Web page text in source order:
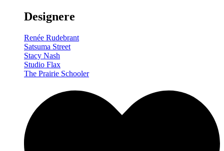
Designere
Renée Rudebrant
Satsuma Street
Stacy Nash
Studio Flax
The Prairie Schooler